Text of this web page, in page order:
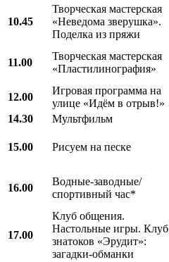
10.45
Творческая мастерская
«Неведома зверушка».
Поделка из пряжи
11.00
Творческая мастерская
«Пластилинография»
12.00
Игровая программа на
улице «Идём в отрыв!»
14.30 Мультфильм
15.00 Рисуем на песке
16.00
Водные-заводные/
спортивный час*
17.00
Клуб общения.
Настольные игры. Клуб
знатоков «Эрудит»:
загадки-обманки